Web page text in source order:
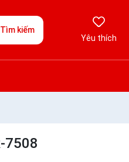
Tìm kiếm
Yêu thích
7508